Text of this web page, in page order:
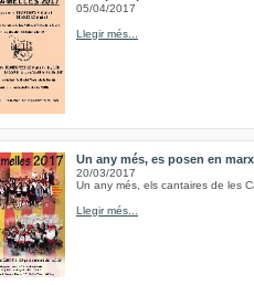
05/04/2017
Llegir més...
Un any més, es posen en
20/03/2017
Un any més, els cantaires de les
Llegir més...